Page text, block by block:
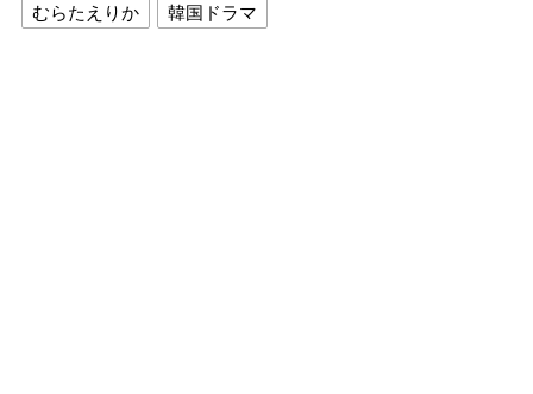
むらたえりか
韓国ドラマ